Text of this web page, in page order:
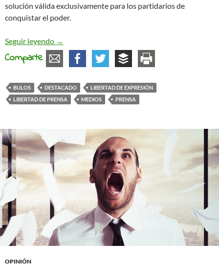
solución válida exclusivamente para los partidarios de
conquistar el poder.
Seguir leyendo A vueltas sobre los medios, los bulos y la
→
Comparte
BULOS DESTACADO
LIBERTAD DE EXPRESIÓN
LIBERTAD DE PRENSA
MEDIOS PRENSA
OPINIÓN